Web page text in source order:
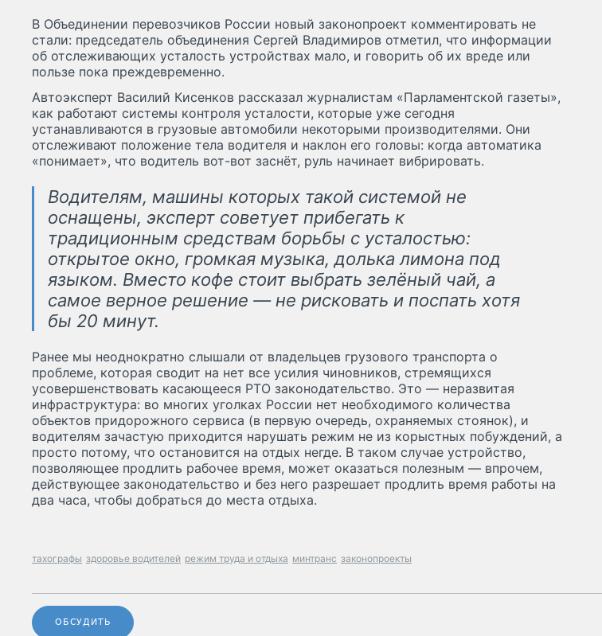
В Объединении перевозчиков России новый законопроект комментировать не
стали: председатель объединения Сергей Владимиров отметил, что информации
об отслеживающих усталость устройствах мало, и говорить об их вреде или
пользе пока преждевременно.
Автоэксперт Василий Кисенков рассказал журналистам «Парламентской газеты»,
как работают системы контроля усталости, которые уже сегодня
устанавливаются в грузовые автомобили некоторыми производителями. Они
отслеживают положение тела водителя и наклон его головы: когда автоматика
«понимает», что водитель вот-вот заснёт, руль начинает вибрировать.
Водителям, машины которых такой системой не
оснащены, эксперт советует прибегать к
традиционным средствам борьбы с усталостью:
открытое окно, громкая музыка, долька лимона под
языком. Вместо кофе стоит выбрать зелёный чай, а
самое верное решение — не рисковать и поспать хотя
бы 20 минут.
Ранее мы неоднократно слышали от владельцев грузового транспорта о
проблеме, которая сводит на нет все усилия чиновников, стремящихся
усовершенствовать касающееся РТО законодательство. Это — неразвитая
инфраструктура: во многих уголках России нет необходимого количества
объектов придорожного сервиса (в первую очередь, охраняемых стоянок), и
водителям зачастую приходится нарушать режим не из корыстных побуждений, а
просто потому, что остановится на отдых негде. В таком случае устройство,
позволяющее продлить рабочее время, может оказаться полезным — впрочем,
действующее законодательство и без него разрешает продлить время работы на
два часа, чтобы добраться до места отдыха.
тахографы здоровье водителей режим труда и отдыха минтранс законопроекты
ОБСУДИТЬ